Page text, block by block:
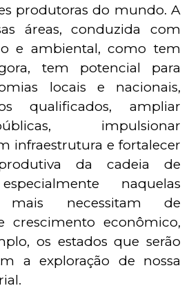
produtoras do mundo. A
áreas, conduzida com
e ambiental, como tem
tem potencial para
locais e nacionais,
qualificados, ampliar
impulsionar
infraestrutura e fortalecer
da cadeia de
naquelas
necessitam de
crescimento econômico,
os estados que serão
a exploração de nossa